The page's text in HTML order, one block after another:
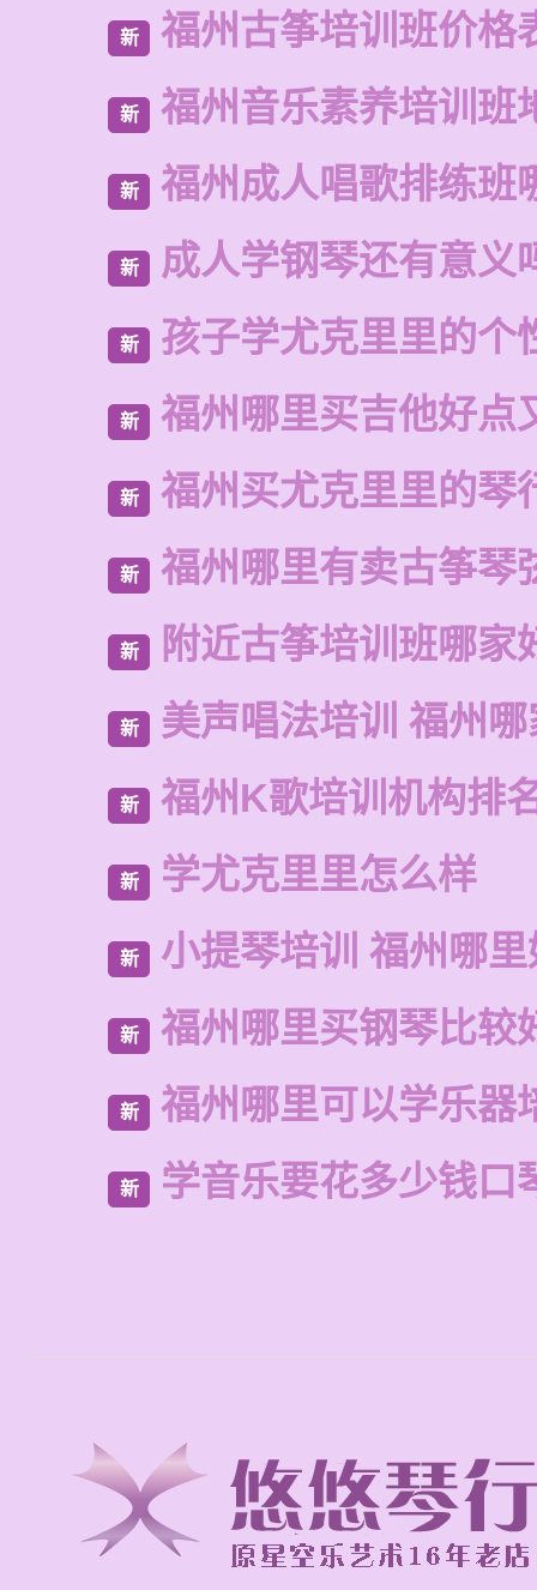
新 福州古筝培训班价格
新 福州音乐素养培训班
新 福州成人唱歌排练班
新 成人学钢琴还有意义
新 孩子学尤克里里的个
新 福州哪里买吉他好点
新 福州买尤克里里的琴
新 福州哪里有卖古筝琴
新 附近古筝培训班哪家
新 美声唱法培训 福州
新 福州K歌培训机构排
新 学尤克里里怎么样
新 小提琴培训 福州哪
新 福州哪里买钢琴比较
新 福州哪里可以学乐器
新 学音乐要花多少钱口